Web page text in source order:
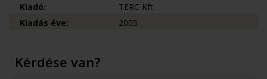
Kiadó:
TERC Kft.
Kiadás éve:
2005
Kérdése van?